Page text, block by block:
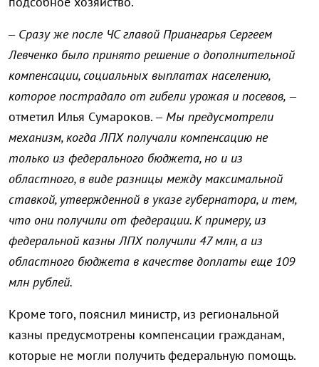
– Сразу же после ЧС главой Приангарья Сергеем
Левченко было принято решение о дополнительной
компенсации, социальных выплатах населению,
которое пострадало от гибели урожая и посевов, –
отметил Илья Сумароков. –Мы предусмотрели
механизм, когда ЛПХ получали компенсацию не
только из федерального бюджета, но и из
областного, в виде разницы между максимальной
ставкой, утвержденной в указе губернатора, и тем,
что они получили от федерации. К примеру, из
федеральной казны ЛПХ получили 47 млн, а из
областного бюджета в качестве доплаты еще 109
млн рублей.
Кроме того, пояснил министр, из региональной
казны предусмотрены компенсации гражданам,
которые не могли получить федеральную помощь.